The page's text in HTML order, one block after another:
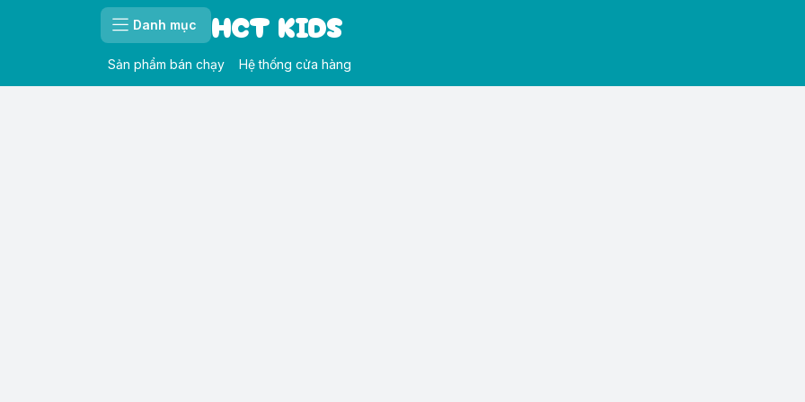
Danh mục HCT KIDS
Sản phẩm bán chạy Hệ thống cửa hàng